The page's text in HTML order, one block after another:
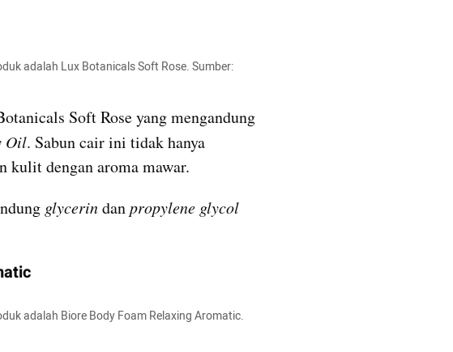
adalah Lux Botanicals Soft Rose. Sumber:
Soft Rose yang mengandung
Oil. Sabun cair ini tidak hanya
kulit dengan aroma mawar.
glycerin dan
adalah Biore Body Foam Relaxing Aromatic.